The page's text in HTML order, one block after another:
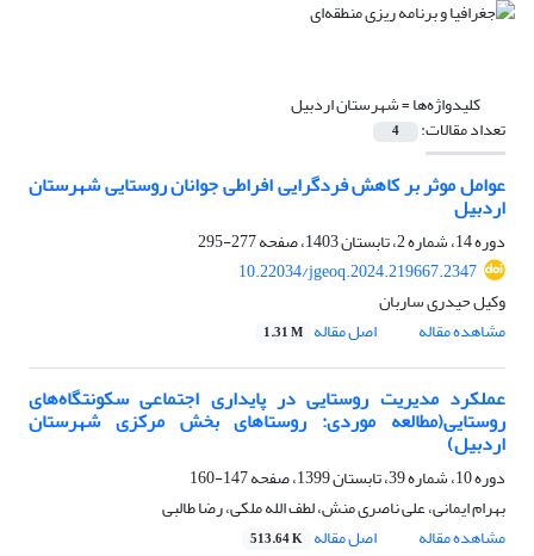
کلیدواژه‌ها =شهرستان اردبیل
تعداد مقالات: 4
عوامل موثر بر کاهش فردگرایی افراطی جوانان روستایی شهرستان
اردبیل
دوره 14، شماره 2، تابستان 1403، صفحه
277-295
10.22034/jgeoq.2024.219667.2347
وکیل حیدری ساربان
مشاهده مقاله
اصل مقاله 1.31 M
عملکرد مدیریت روستایی در پایداری اجتماعی سکونتگاه‌های
روستایی(مطالعه موردی: روستاهای بخش مرکزی شهرستان
اردبیل)
دوره 10، شماره 39، تابستان 1399، صفحه
147-160
بهرام ایمانی، علی ناصری منش، لطف الله ملکی، رضا طالبی
مشاهده مقاله
اصل مقاله 513.64 K